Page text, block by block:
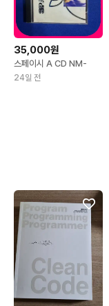
35,000원
스페이시 A CD NM-
24일 전